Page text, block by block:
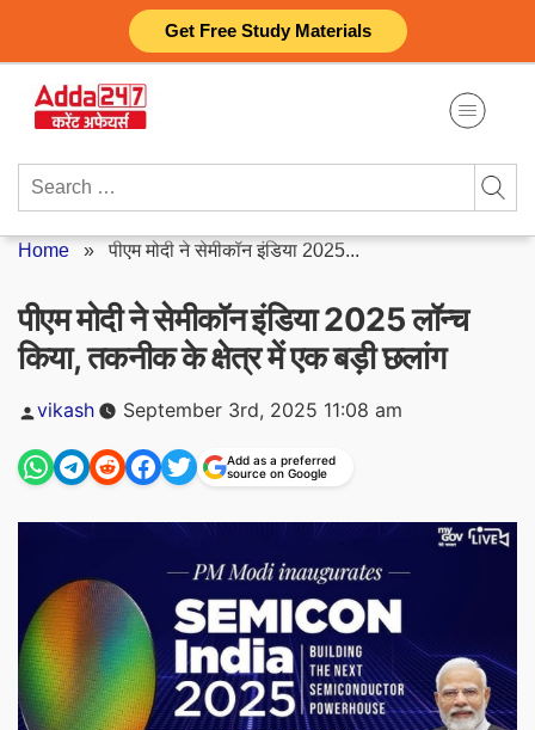
Get Free Study Materials
content
Search
Home »पीएम मोदी ने सेमीकॉन इंडिया 2025...
पीएम मोदी ने सेमीकॉन इंडिया 2025 लॉन्च
किया, तकनीक के क्षेत्र में एक बड़ी छलांग
Posted
vikash September 3rd, 2025 11:08 am
Add as a preferred
source on Google